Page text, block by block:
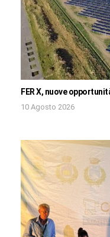
FER X, nuove
10 Agosto 2026